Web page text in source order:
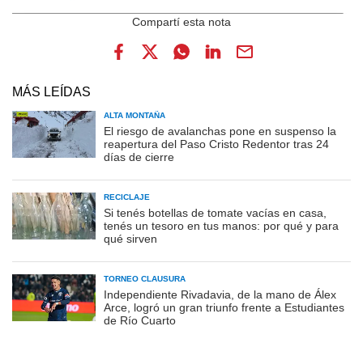
MÁS LEÍDAS
ALTA MONTAÑA
El riesgo de avalanchas pone en suspenso la
reapertura del Paso Cristo Redentor tras 24
días de cierre
RECICLAJE
Si tenés botellas de tomate vacías en casa,
tenés un tesoro en tus manos: por qué y para
qué sirven
TORNEO CLAUSURA
Independiente Rivadavia, de la mano de Álex
Arce, logró un gran triunfo frente a Estudiantes
de Río Cuarto